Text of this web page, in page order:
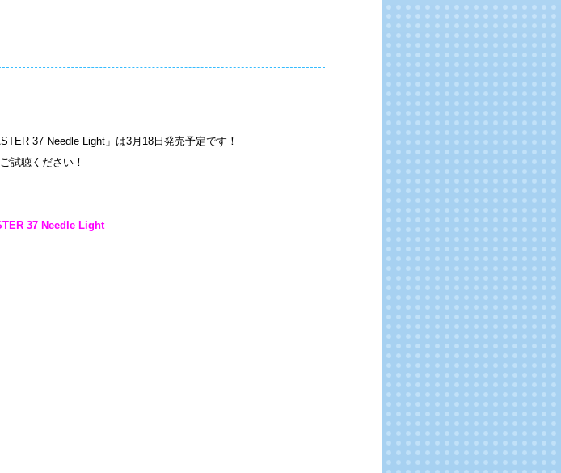
37 Needle Light」は3月18日発売予定です！
試聴ください！
37 Needle Light